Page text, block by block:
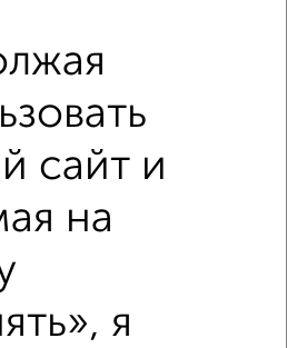
площадью ±10%
7 760 000
сайт и
на
я